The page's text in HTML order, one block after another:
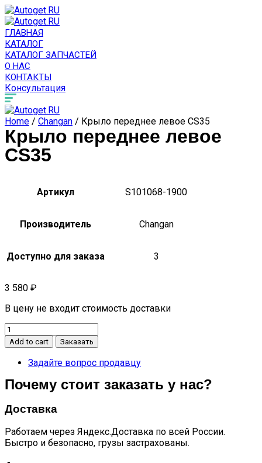
ГЛАВНАЯ
КАТАЛОГ
КАТАЛОГ ЗАПЧАСТЕЙ
О НАС
КОНТАКТЫ
Консультация
Home / Changan / Крыло переднее левое CS35
Крыло переднее левое
CS35
Артикул S101068-1900
Производитель Changan
Доступно для заказа 3
3 580 ₽
В цену не входит стоимость доставки
Крыло
переднее
левое
CS35
Add to cart Заказать
Задайте вопрос продавцу
Почему стоит заказать у нас?
Доставка
Работаем через Яндекс.Доставка по всей России.
Быстро и безопасно, грузы застрахованы.